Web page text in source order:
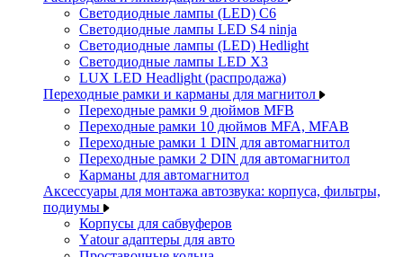
Светодиодные лампы (LED) C6
Светодиодные лампы LED S4 ninja
Светодиодные лампы (LED) Hedlight
Светодиодные лампы LED X3
LUX LED Headlight (распродажа)
Переходные рамки и карманы для магнитол
Переходные рамки 9 дюймов MFB
Переходные рамки 10 дюймов MFA, MFAB
Переходные рамки 1 DIN для автомагнитол
Переходные рамки 2 DIN для автомагнитол
Карманы для автомагнитол
Аксессуары для монтажа автозвука: корпуса, фильтры,
подиумы
Корпусы для сабвуферов
Yаtour адаптеры для авто